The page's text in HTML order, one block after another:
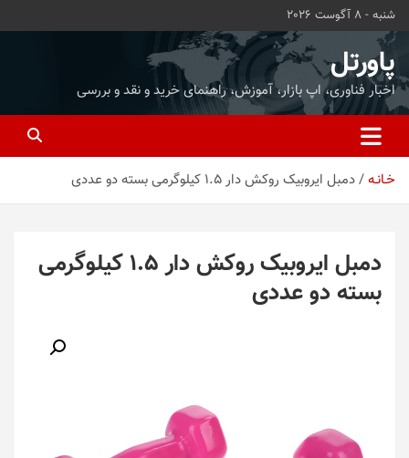
محتوا
بروید
شنبه - 8 آگوست 2026
پاورتل
اخبار فناوری، اپ بازار، آموزش، راهنمای خرید و نقد و بررسی
خـانـه دمبل ایروبیک روکش‌ دار 1.5 کیلوگرمی بسته دو عددی
دمبل ایروبیک روکش‌ دار 1.5 کیلوگرمی
بسته دو عددی